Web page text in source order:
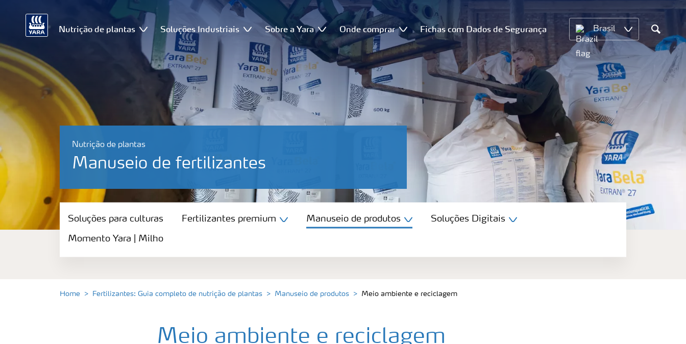
Nutrição de plantas Soluções Industriais Sobre a Yara Onde comprar Fichas com Dados de Segurança Brasil
Search
Nutrição de plantas
Manuseio de fertilizantes
Soluções para culturas
Fertilizantes premium
Soluções para culturas Fertilizantes premium Manuseio de produtos Soluções Digitais
Momento Yara | Milho
Home Fertilizantes: Guia completo de nutrição de plantas Manuseio de produtos Meio ambiente e reciclagem
Meio ambiente e reciclagem